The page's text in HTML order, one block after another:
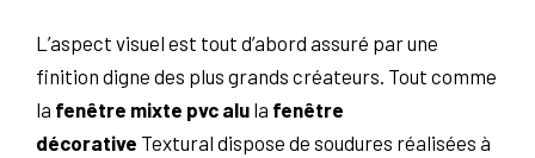
L’aspect visuel est tout d’abord assuré par une
finition digne des plus grands créateurs. Tout comme
la fenêtre mixte pvc alu la fenêtre
décorative Textural dispose de soudures réalisées à